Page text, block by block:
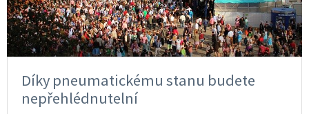
Díky pneumatickému stanu budete
nepřehlédnutelní